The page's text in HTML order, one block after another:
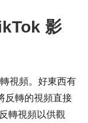
影
視頻。好東西有
反轉的視頻直接
轉視頻以供觀